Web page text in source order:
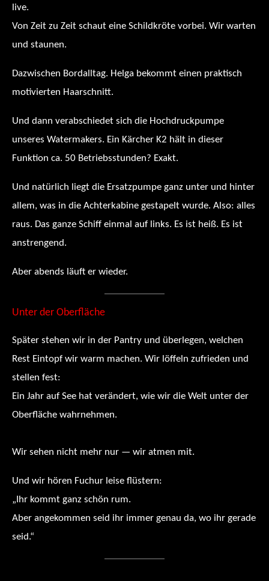
live.
Von Zeit zu Zeit schaut eine Schildkröte vorbei. Wir warten
und staunen.
Dazwischen Bordalltag. Helga bekommt einen praktisch
motivierten Haarschnitt.
Und dann verabschiedet sich die Hochdruckpumpe
unseres Watermakers. Ein Kärcher K2 hält in dieser
Funktion ca. 50 Betriebsstunden? Exakt.
Und natürlich liegt die Ersatzpumpe ganz unter und hinter
allem, was in die Achterkabine gestapelt wurde. Also: alles
raus. Das ganze Schiff einmal auf links. Es ist heiß. Es ist
anstrengend.
Aber abends läuft er wieder.
Unter der Oberfläche
Später stehen wir in der Pantry und überlegen, welchen
Rest Eintopf wir warm machen. Wir löffeln zufrieden und
stellen fest:
Ein Jahr auf See hat verändert, wie wir die Welt unter der
Oberfläche wahrnehmen.
Wir sehen nicht mehr nur — wir atmen mit.
Und wir hören Fuchur leise flüstern:
„Ihr kommt ganz schön rum.
Aber angekommen seid ihr immer genau da, wo ihr gerade
seid.“